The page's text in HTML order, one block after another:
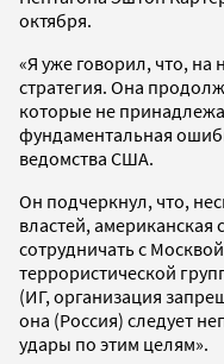
октября.
«Я уже говорил, что, на
стратегия. Она
которые не
фундаментальная
ведомства США.
Он подчеркнул, что,
властей, американская
сотрудничать с
террористической
(ИГ, организация
она (Россия) следует
удары по этим целям».